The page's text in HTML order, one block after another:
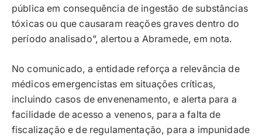
pública em consequência de ingestão de substâncias
tóxicas ou que causaram reações graves dentro do
período analisado”, alertou a Abramede, em nota.
No comunicado, a entidade reforça a relevância de
médicos emergencistas em situações críticas,
incluindo casos de envenenamento, e alerta para a
facilidade de acesso a venenos, para a falta de
fiscalização e de regulamentação, para a impunidade